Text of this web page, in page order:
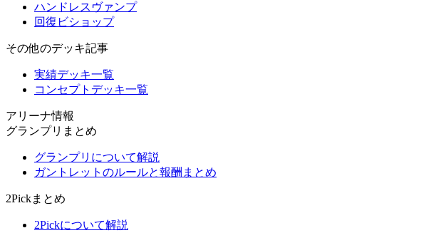
ハンドレスヴァンプ
回復ビショップ
その他のデッキ記事
実績デッキ一覧
コンセプトデッキ一覧
アリーナ情報
グランプリまとめ
グランプリについて解説
ガントレットのルールと報酬まとめ
2Pickまとめ
2Pickについて解説